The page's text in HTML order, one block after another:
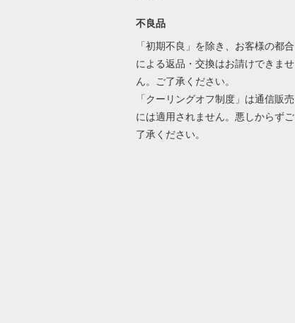
不良品
「初期不良」を除き、お客様の都合
による返品・交換はお請けできませ
ん。ご了承ください。
「クーリングオフ制度」は通信販売
には適用されません。悪しからずご
了承ください。